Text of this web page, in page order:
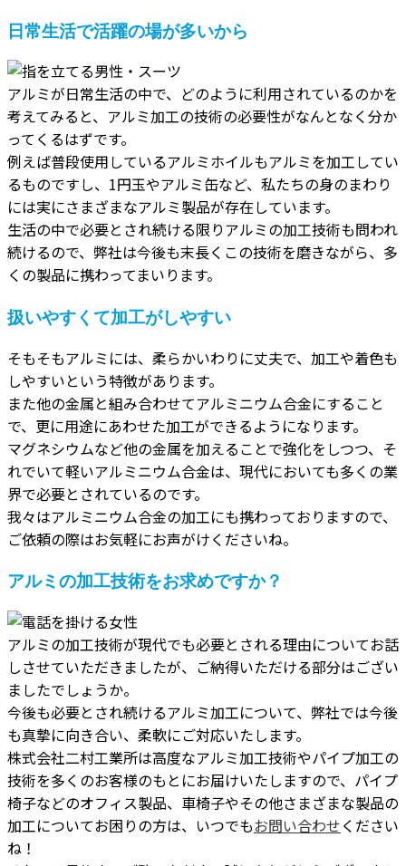
日常生活で活躍の場が多いから
アルミが日常生活の中で、どのように利用されているのかを
考えてみると、アルミ加工の技術の必要性がなんとなく分か
ってくるはずです。
例えば普段使用しているアルミホイルもアルミを加工してい
るものですし、1円玉やアルミ缶など、私たちの身のまわり
には実にさまざまなアルミ製品が存在しています。
生活の中で必要とされ続ける限りアルミの加工技術も問われ
続けるので、弊社は今後も末長くこの技術を磨きながら、多
くの製品に携わってまいります。
扱いやすくて加工がしやすい
そもそもアルミには、柔らかいわりに丈夫で、加工や着色も
しやすいという特徴があります。
また他の金属と組み合わせてアルミニウム合金にすること
で、更に用途にあわせた加工ができるようになります。
マグネシウムなど他の金属を加えることで強化をしつつ、そ
れでいて軽いアルミニウム合金は、現代においても多くの業
界で必要とされているのです。
我々はアルミニウム合金の加工にも携わっておりますので、
ご依頼の際はお気軽にお声がけくださいね。
アルミの加工技術をお求めですか？
アルミの加工技術が現代でも必要とされる理由についてお話
しさせていただきましたが、ご納得いただける部分はござい
ましたでしょうか。
今後も必要とされ続けるアルミ加工について、弊社では今後
も真摯に向き合い、柔軟にご対応いたします。
株式会社二村工業所は高度なアルミ加工技術やパイプ加工の
技術を多くのお客様のもとにお届けいたしますので、パイプ
椅子などのオフィス製品、車椅子やその他さまざまな製品の
加工についてお困りの方は、いつでもお問い合わせください
ね！